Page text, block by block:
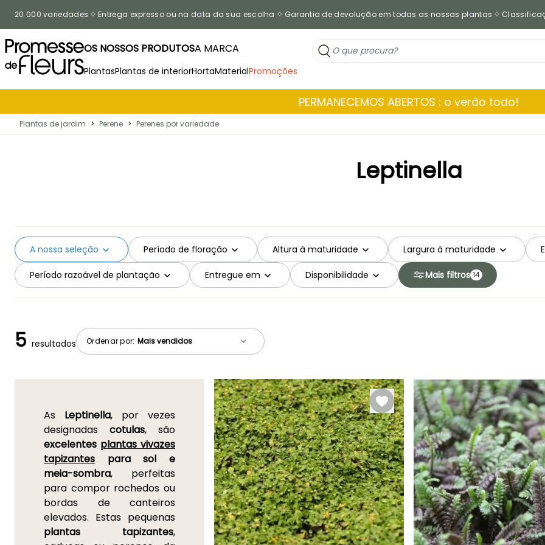
20 000 variedades Entrega expresso ou na data da sua escolha Garantia de devolução em todas as nossas plantas
OS NOSSOS PRODUTOSA MARCA
PlantasPlantas de interiorHortaMaterialPromoções
PERMANECEMOS ABERTOS : o verão todo!
Plantas de jardim > Perene > Perenes por variedade
Leptinella
Período de floração Altura à maturidade Largura à maturidade
Período razoável de plantação Entregue em
A nossa seleção
Disponibilidade Mais filtros 14
Ordenar por:
5 resultados
As Leptinella, por vezes
designadas cotulas, são
excelentes plantas vivazes
tapizantes para sol e
meia-sombra, perfeitas
para compor rochedos ou
bordas de canteiros
elevados. Estas pequenas
plantas tapizantes,